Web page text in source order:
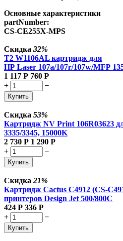
Основные характеристики
partNumber:
CS-CE255X-MPS
Скидка 32%
T2 W1106AL картридж для
HP Laser 107a/107r/107w/MFP
1 117 Р 760 Р
+
−
Купить
Скидка 53%
Картридж NV Print 106R03623
3335/3345, 15000K
2 730 Р 1 290 Р
+
−
Купить
Скидка 21%
Картридж Cactus C4912 (CS-
принтеров Design Jet 500/800C
424 Р 336 Р
+
−
Купить